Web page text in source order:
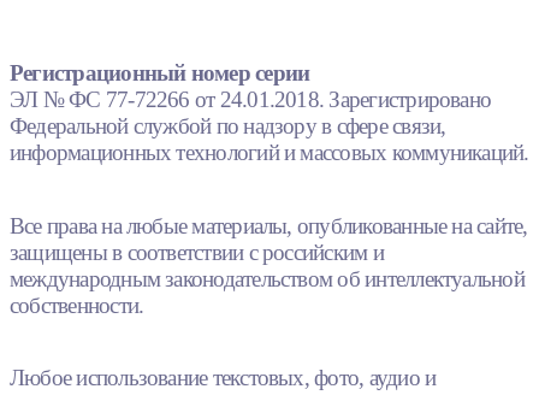
Регистрационный номер серии
ЭЛ № ФС 77-72266 от 24.01.2018. Зарегистрировано
Федеральной службой по надзору в сфере связи,
информационных технологий и массовых коммуникаций.
Все права на любые материалы, опубликованные на сайте,
защищены в соответствии с российским и
международным законодательством об интеллектуальной
собственности.
Любое использование текстовых, фото, аудио и